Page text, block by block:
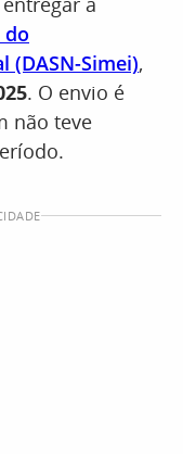
do
Simei),
. O envio é
não teve